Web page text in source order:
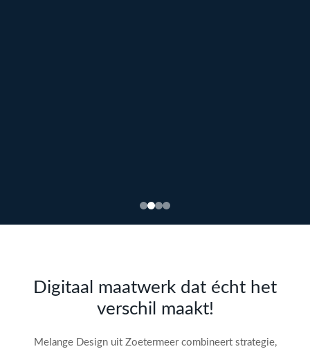
de SEO-
audit
Digitaal maatwerk dat écht het
verschil maakt!
Melange Design uit Zoetermeer combineert strategie,